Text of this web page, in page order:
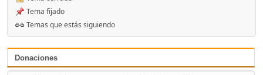
Donaciones
Tema fijado
Temas que estás siguiendo